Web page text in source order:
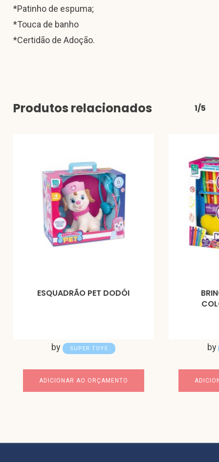
*Patinho de espuma;
*Touca de banho
*Certidão de Adoção.
Produtos relacionados 1/5
ESQUADRÃO PET DODÓI
by SUPER TOYS
ADICIONAR AO ORÇAMENTO
by